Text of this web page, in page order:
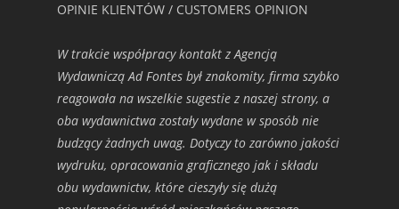
OPINIE KLIENTÓW / CUSTOMERS OPINION
W trakcie współpracy kontakt z Agencją
Wydawniczą Ad Fontes był znakomity, firma szybko
reagowała na wszelkie sugestie z naszej strony, a
oba wydawnictwa zostały wydane w sposób nie
budzący żadnych uwag. Dotyczy to zarówno jakości
wydruku, opracowania graficznego jak i składu
obu wydawnictw, które cieszyły się dużą